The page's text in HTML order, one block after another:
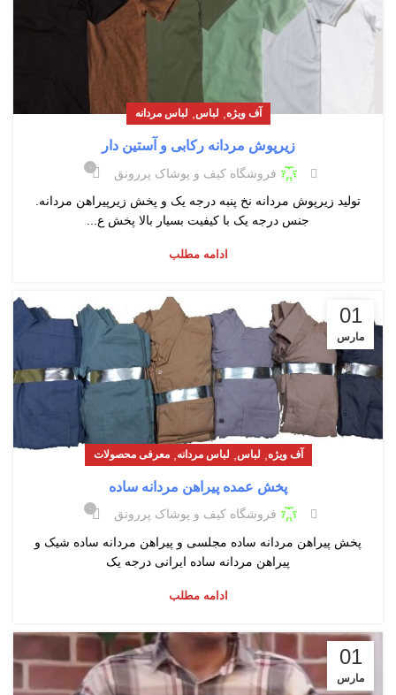
آف ویژه, لباس, لباس مردانه
زیرپوش مردانه رکابی و آستین دار
فروشگاه کیف و پوشاک پررونق ۰
تولید زیرپوش مردانه نخ پنبه درجه یک و پخش زیرپیراهن مردانه.
جنس درجه یک با کیفیت بسیار بالا پخش ع...
ادامه مطلب
01
مارس
آف ویژه لباس لباس مردانه ,معرفی محصولات
پخش عمده پیراهن مردانه ساده
فروشگاه کیف و پوشاک پررونق ۰
پخش پیراهن مردانه ساده مجلسی و پیراهن مردانه ساده شیک و
پیراهن مردانه ساده ایرانی درجه یک
ادامه مطلب
01
مارس